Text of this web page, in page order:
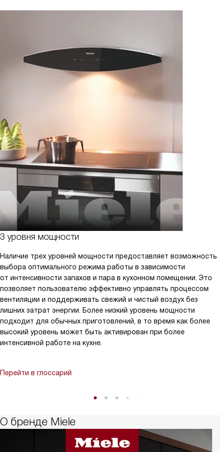
3 уровня мощности
Наличие трех уровней мощности предоставляет возможность
выбора оптимального режима работы в зависимости
от интенсивности запахов и пара в кухонном помещении. Это
позволяет пользователю эффективно управлять процессом
вентиляции и поддерживать свежий и чистый воздух без
лишних затрат энергии. Более низкий уровень мощности
подходит для обычных приготовлений, в то время как более
высокий уровень может быть активирован при более
интенсивной работе на кухне.
Перейти в глоссарий
О бренде Miele